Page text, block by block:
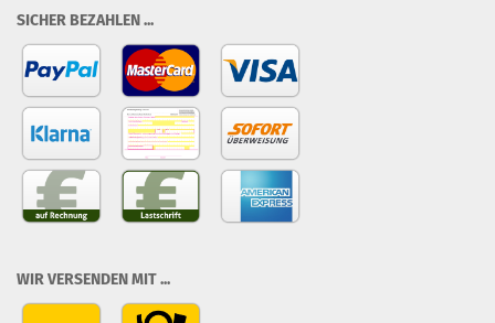
SICHER BEZAHLEN ...
WIR VERSENDEN MIT ...